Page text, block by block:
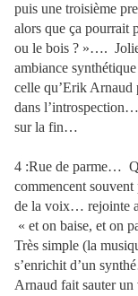
puis une troisième
alors que ça pourrait
ou le bois ? »….
ambiance synthétique
celle qu’Erik Arnaud
dans
sur la fin…
4 :Rue de parme…
commencent
de la voix… rejointe
« et on baise, et on
Très simple (la
s’enrichit d’un
Arnaud fait sauter un